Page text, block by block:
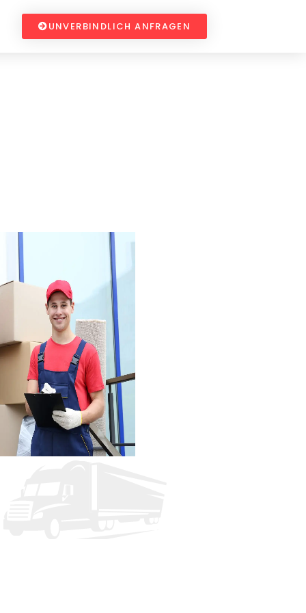
UNVERBINDLICH ANFRAGEN